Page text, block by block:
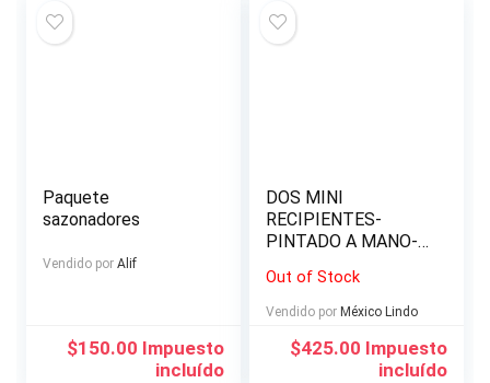
Paquete
sazonadores
Vendido por Alif
$150.00 Impuesto
incluído
DOS MINI
RECIPIENTES-
PINTADO A MANO-.
Artesanías y
Souvenirs
EN MEXICO
Out of Stock
Vendido por México Lindo
$425.00 Impuesto
incluído